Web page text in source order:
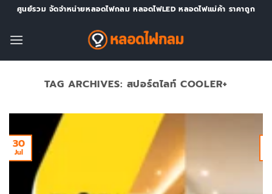
Skip
content
ศูนย์รวม จัดจำหน่ายหลอดไฟกลม หลอดไฟLED หลอดไฟแม่ค้า ราคาถูก
TAG ARCHIVES: สปอร์ตไลท์ COOLER+
30
Jul